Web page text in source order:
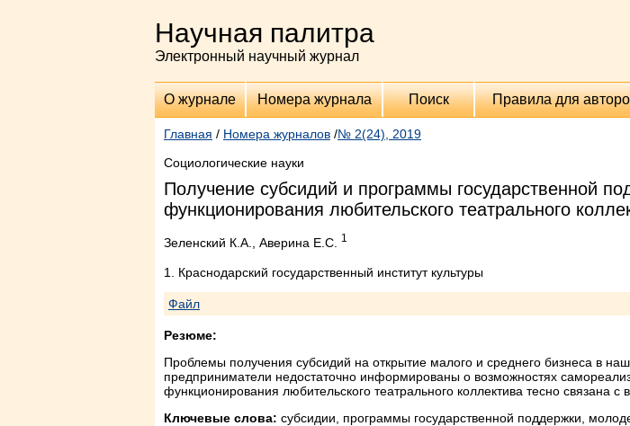
Научная палитра
Электронный научный журнал
О журнале Номера журнала Поиск Правила для
Главная / Номера журналов /№ 2(24), 2019
Социологические науки
Получение субсидий и программы государственной
функционирования любительского театрального
Зеленский К.А., Аверина Е.С. 1
1. Краснодарский государственный институт культуры
Файл
Резюме:
Проблемы получения субсидий на открытие малого и среднего бизнеса в
предприниматели недостаточно информированы о возможностях
функционирования любительского театрального коллектива тесно связана
Ключевые слова: субсидии, программы государственной поддержки,